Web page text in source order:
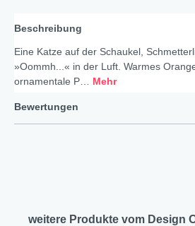
Beschreibung
Eine Katze auf der Schaukel,
»Oommh...« in der Luft. Warmes
ornamentale P… Mehr
Bewertungen
weitere Produkte vom Design